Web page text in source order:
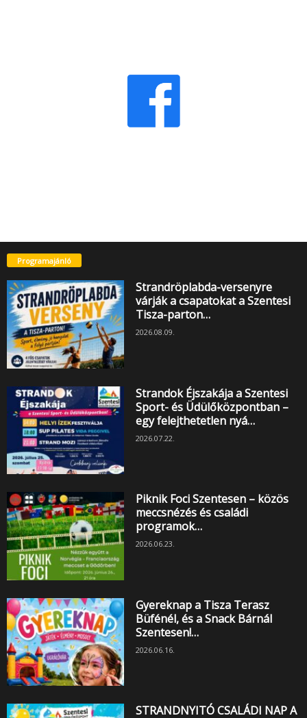
Programajánló
Strandröplabda-versenyre
várják a csapatokat a Szentesi
Tisza-parton…
2026.08.09.
Strandok Éjszakája a Szentesi
Sport- és Üdülőközpontban –
egy felejthetetlen nyá…
2026.07.22.
Piknik Foci Szentesen – közös
meccsnézés és családi
programok…
2026.06.23.
Gyereknap a Tisza Terasz
Büfénél, és a Snack Bárnál
Szentesen!…
2026.06.16.
STRANDNYITÓ CSALÁDI NAP A